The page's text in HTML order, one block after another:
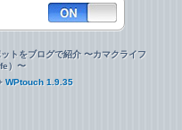
トをブログで紹介 〜カマクライフ
）〜
WPtouch 1.9.35